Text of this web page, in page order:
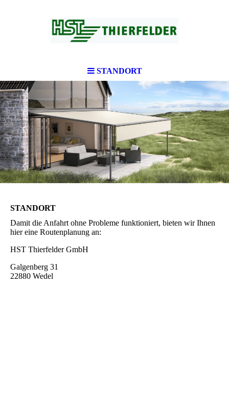
STANDORT
STANDORT
Damit die Anfahrt ohne Probleme funktioniert, bieten wir Ihnen
hier eine Routenplanung an:
HST Thierfelder GmbH
Galgenberg 31
22880 Wedel